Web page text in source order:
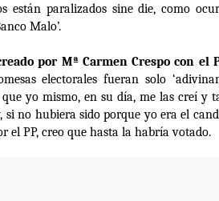
están paralizados sine die, como
Malo’.
por Mª Carmen Crespo con el
electorales fueran solo
que yo mismo, en su día, me las creí y
si no hubiera sido porque yo era el
el PP, creo que hasta la habría votado.